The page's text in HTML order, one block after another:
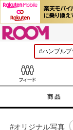
商品
#オリジナル写真